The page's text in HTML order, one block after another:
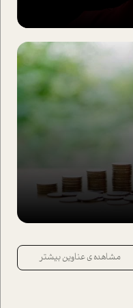
مشاهده ی عناوین بیشتر